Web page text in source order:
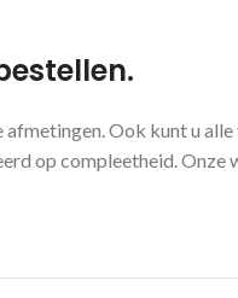
Ook kunt u
op compleetheid. Onze